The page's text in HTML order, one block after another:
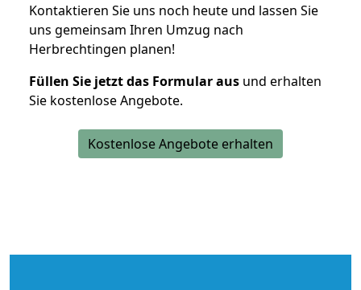
Kontaktieren Sie uns noch heute und lassen Sie
uns gemeinsam Ihren Umzug nach
Herbrechtingen planen!
Füllen Sie jetzt das Formular aus und erhalten
Sie kostenlose Angebote.
Kostenlose Angebote erhalten